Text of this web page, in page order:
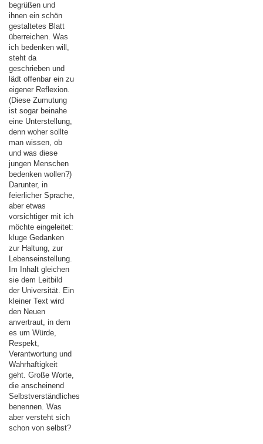
begrüßen und
ihnen ein schön
gestaltetes Blatt
überreichen. Was
ich bedenken will,
steht da
geschrieben und
lädt offenbar ein zu
eigener Reflexion.
(Diese Zumutung
ist sogar beinahe
eine Unterstellung,
denn woher sollte
man wissen, ob
und was diese
jungen Menschen
bedenken wollen?)
Darunter, in
feierlicher Sprache,
aber etwas
vorsichtiger mit ich
möchte eingeleitet:
kluge Gedanken
zur Haltung, zur
Lebenseinstellung.
Im Inhalt gleichen
sie dem Leitbild
der Universität. Ein
kleiner Text wird
den Neuen
anvertraut, in dem
es um Würde,
Respekt,
Verantwortung und
Wahrhaftigkeit
geht. Große Worte,
die anscheinend
Selbstverständliches
benennen. Was
aber versteht sich
schon von selbst?